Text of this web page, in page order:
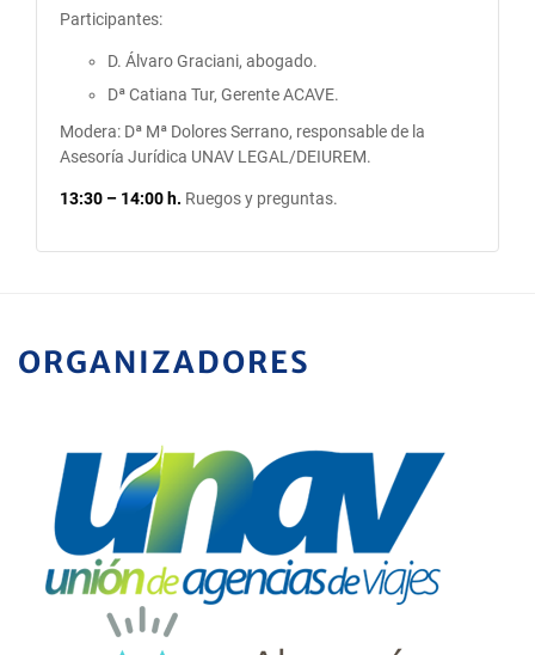
Participantes:
D. Álvaro Graciani, abogado.
Dª Catiana Tur, Gerente ACAVE.
Modera: Dª Mª Dolores Serrano, responsable de la
Asesoría Jurídica UNAV LEGAL/DEIUREM.
13:30 – 14:00 h. Ruegos y preguntas.
ORGANIZADORES